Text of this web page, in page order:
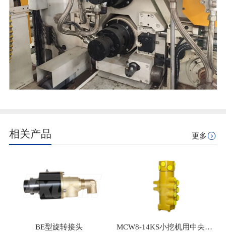
相关产品 更多
BE型旋转接头 MCW8-14KS小挖机用中央回转接头